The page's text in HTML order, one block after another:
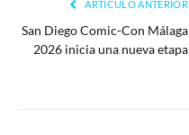
ARTÍCULO ANTERIOR
San Diego Comic-Con Málaga
2026 inicia una nueva etapa